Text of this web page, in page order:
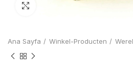
Ana Sayfa Winkel-Producten